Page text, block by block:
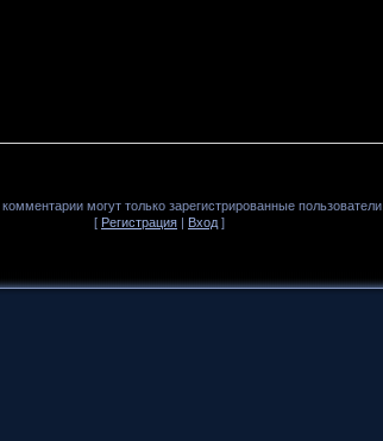
могут только зарегистрированные пользователи.
[ Регистрация | Вход ]